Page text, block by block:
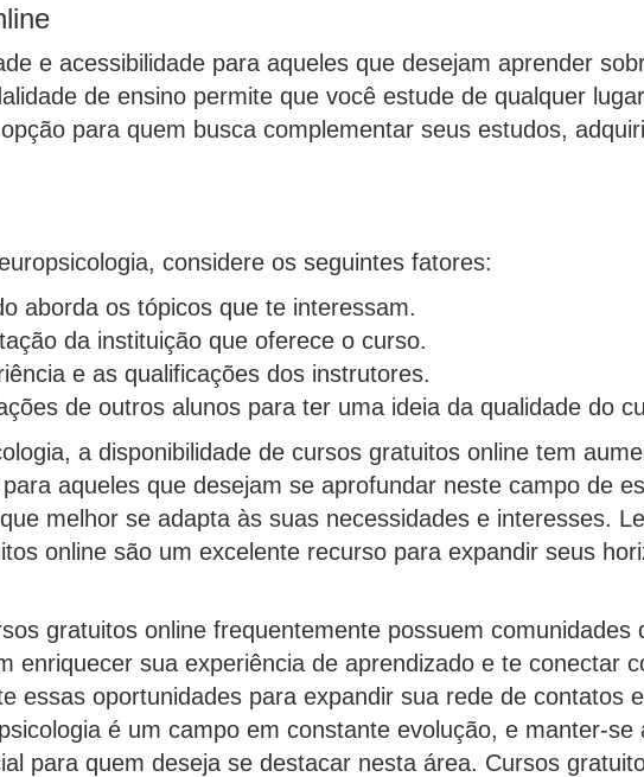
e acessibilidade para aqueles que desejam aprender
de ensino permite que você estude de qualquer
para quem busca complementar seus estudos,
considere os seguintes fatores:
aborda os tópicos que te interessam.
da instituição que oferece o curso.
e as qualificações dos instrutores.
de outros alunos para ter uma ideia da qualidade do
a disponibilidade de cursos gratuitos online tem
aqueles que desejam se aprofundar neste campo de
melhor se adapta às suas necessidades e interesses.
online são um excelente recurso para expandir seus
gratuitos online frequentemente possuem comunidades
enriquecer sua experiência de aprendizado e te conectar
essas oportunidades para expandir sua rede de contatos
é um campo em constante evolução, e manter-se
para quem deseja se destacar nesta área. Cursos